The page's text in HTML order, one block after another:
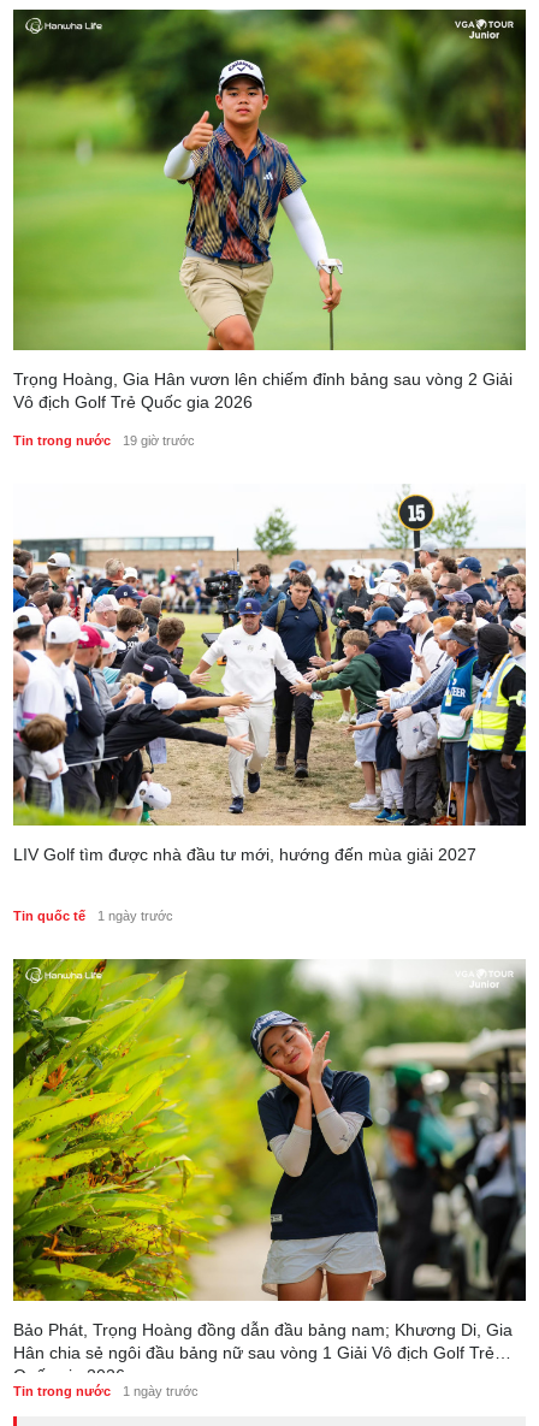
Trọng Hoàng, Gia Hân vươn lên chiếm đỉnh bảng sau vòng 2 Giải
Vô địch Golf Trẻ Quốc gia 2026
Tin trong nước 19 giờ trước
LIV Golf tìm được nhà đầu tư mới, hướng đến mùa giải 2027
Tin quốc tế 1 ngày trước
Bảo Phát, Trọng Hoàng đồng dẫn đầu bảng nam; Khương Di, Gia
Hân chia sẻ ngôi đầu bảng nữ sau vòng 1 Giải Vô địch Golf Trẻ
Quốc gia 2026
Tin trong nước 1 ngày trước